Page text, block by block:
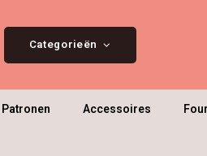
Categorieën
Patronen Accessoires